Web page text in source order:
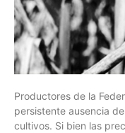
Productores de la
persistente ausencia
cultivos. Si bien las